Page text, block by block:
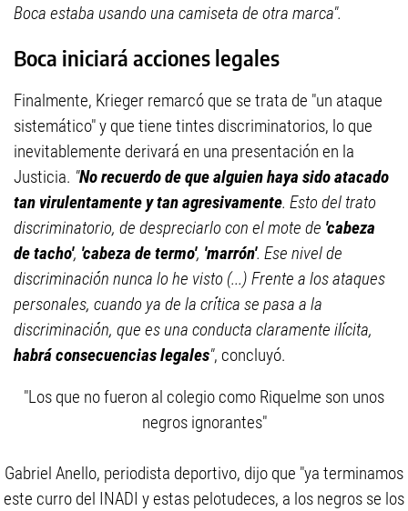
Boca estaba usando una camiseta de otra marca".
Boca iniciará acciones legales
Finalmente, Krieger remarcó que se trata de "un ataque
sistemático" y que tiene tintes discriminatorios, lo que
inevitablemente derivará en una presentación en la
Justicia. "No recuerdo de que alguien haya sido atacado
tan virulentamente y tan agresivamente. Esto del trato
discriminatorio, de despreciarlo con el mote de 'cabeza
de tacho', 'cabeza de termo', 'marrón'. Ese nivel de
discriminación nunca lo he visto (...) Frente a los ataques
personales, cuando ya de la crítica se pasa a la
discriminación, que es una conducta claramente ilícita,
habrá consecuencias legales", concluyó.
"Los que no fueron al colegio como Riquelme son unos
negros ignorantes"
Gabriel Anello, periodista deportivo, dijo que "ya terminamos
este curro del INADI y estas pelotudeces, a los negros se los